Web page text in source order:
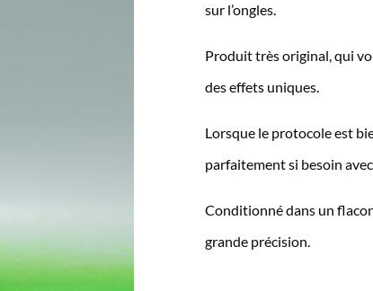
sur l’ongles.
Produit très original, qui
des effets uniques.
Lorsque le protocole est
parfaitement si besoin
Conditionné dans un
grande précision.